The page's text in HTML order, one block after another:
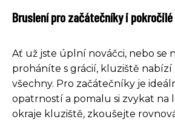
Bruslení pro začátečníky i pokročilé
Ať už jste úplní nováčci, nebo se
proháníte s grácií, kluziště nabízí
všechny. Pro začátečníky je
opatrností a pomalu si zvykat na
okraje kluziště, zkoušejte